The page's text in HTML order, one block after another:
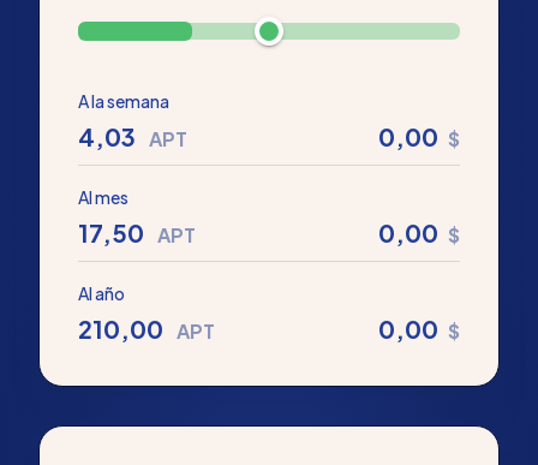
A la semana
4,03 APT 0,00 $
Al mes
17,50 APT 0,00 $
Al año
210,00 APT 0,00 $